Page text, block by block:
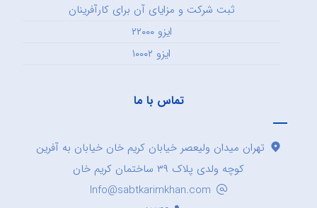
ثبت شرکت و مزایای آن برای کارآفرینان
ایزو ۲۲۰۰۰
ایزو ۱۰۰۰۲
تماس با ما
تهران میدان ولیعصر خیابان کریم خان خیابان به آفرین
کوچه ولدی پلاک ۳۹ ساختمان کریم خان
Info@sabtkarimkhan.com